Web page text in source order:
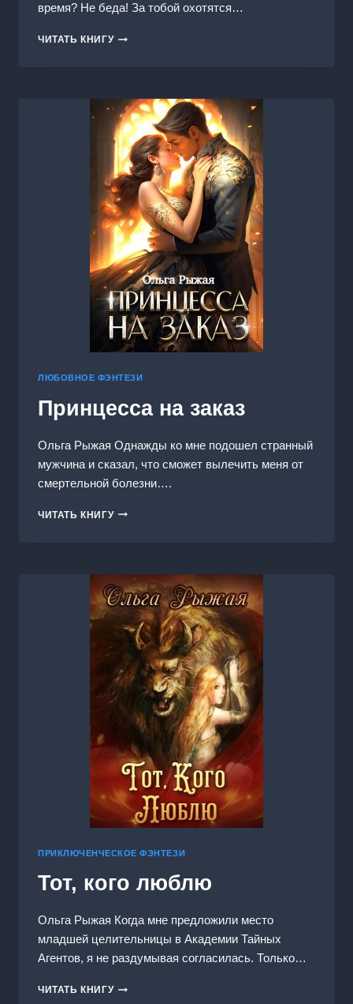
время? Не беда! За тобой охотятся…
ЧИТАТЬ КНИГУОДНО
ЛЮБОВНОЕ ФЭНТЕЗИ
Принцесса на заказ
Ольга Рыжая Однажды ко мне подошел странный
мужчина и сказал, что сможет вылечить меня от
смертельной болезни….
ЧИТАТЬ КНИГУПРИНЦЕССА
ПРИКЛЮЧЕНЧЕСКОЕ ФЭНТЕЗИ
Тот, кого люблю
Ольга Рыжая Когда мне предложили место
младшей целительницы в Академии Тайных
Агентов, я не раздумывая согласилась. Только…
ЧИТАТЬ КНИГУТОТ,